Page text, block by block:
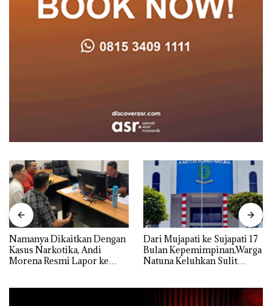
Namanya Dikaitkan Dengan
Kasus Narkotika, Andi
Morena Resmi Lapor ke
Dari Mujapati ke Sujapati 17
Bulan Kepemimpinan,Warga
Natuna Keluhkan Sulit